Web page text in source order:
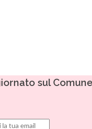
sul